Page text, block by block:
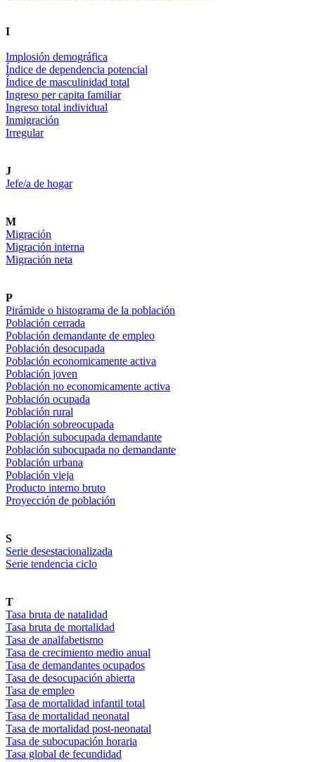
I
Implosión demográfica
Índice de dependencia potencial
Índice de masculinidad total
Ingreso per capita familiar
Ingreso total individual
Inmigración
Irregular
J
Jefe/a de hogar
M
Migración
Migración interna
Migración neta
P
Pirámide o histograma de la población
Población cerrada
Población demandante de empleo
Población desocupada
Población economicamente activa
Población joven
Población no economicamente activa
Población ocupada
Población rural
Población sobreocupada
Población subocupada demandante
Población subocupada no demandante
Población urbana
Población vieja
Producto interno bruto
Proyección de población
S
Serie desestacionalizada
Serie tendencia ciclo
T
Tasa bruta de natalidad
Tasa bruta de mortalidad
Tasa de analfabetismo
Tasa de crecimiento medio anual
Tasa de demandantes ocupados
Tasa de desocupación abierta
Tasa de empleo
Tasa de mortalidad infantil total
Tasa de mortalidad neonatal
Tasa de mortalidad post-neonatal
Tasa de subocupación horaria
Tasa global de fecundidad